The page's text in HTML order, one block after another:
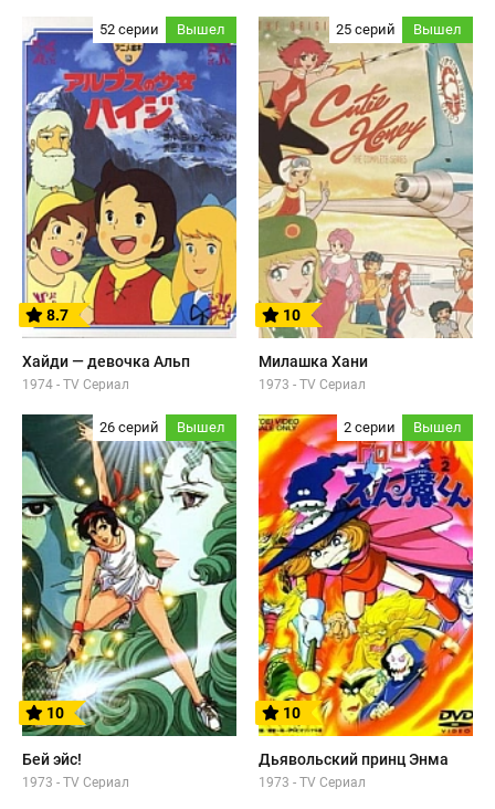
52 серии Вышел
8.7
Хайди — девочка Альп
1974 - TV Сериал
25 серий Вышел
10
Милашка Хани
1973 - TV Сериал
26 серий Вышел
10
Бей эйс!
1973 - TV Сериал
2 серии Вышел
10
Дьявольский принц Энма
1973 - TV Сериал